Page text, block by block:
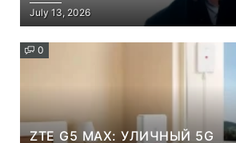
July 13, 2026
0
ZTE G5 MAX: УЛИЧНЫЙ 5G